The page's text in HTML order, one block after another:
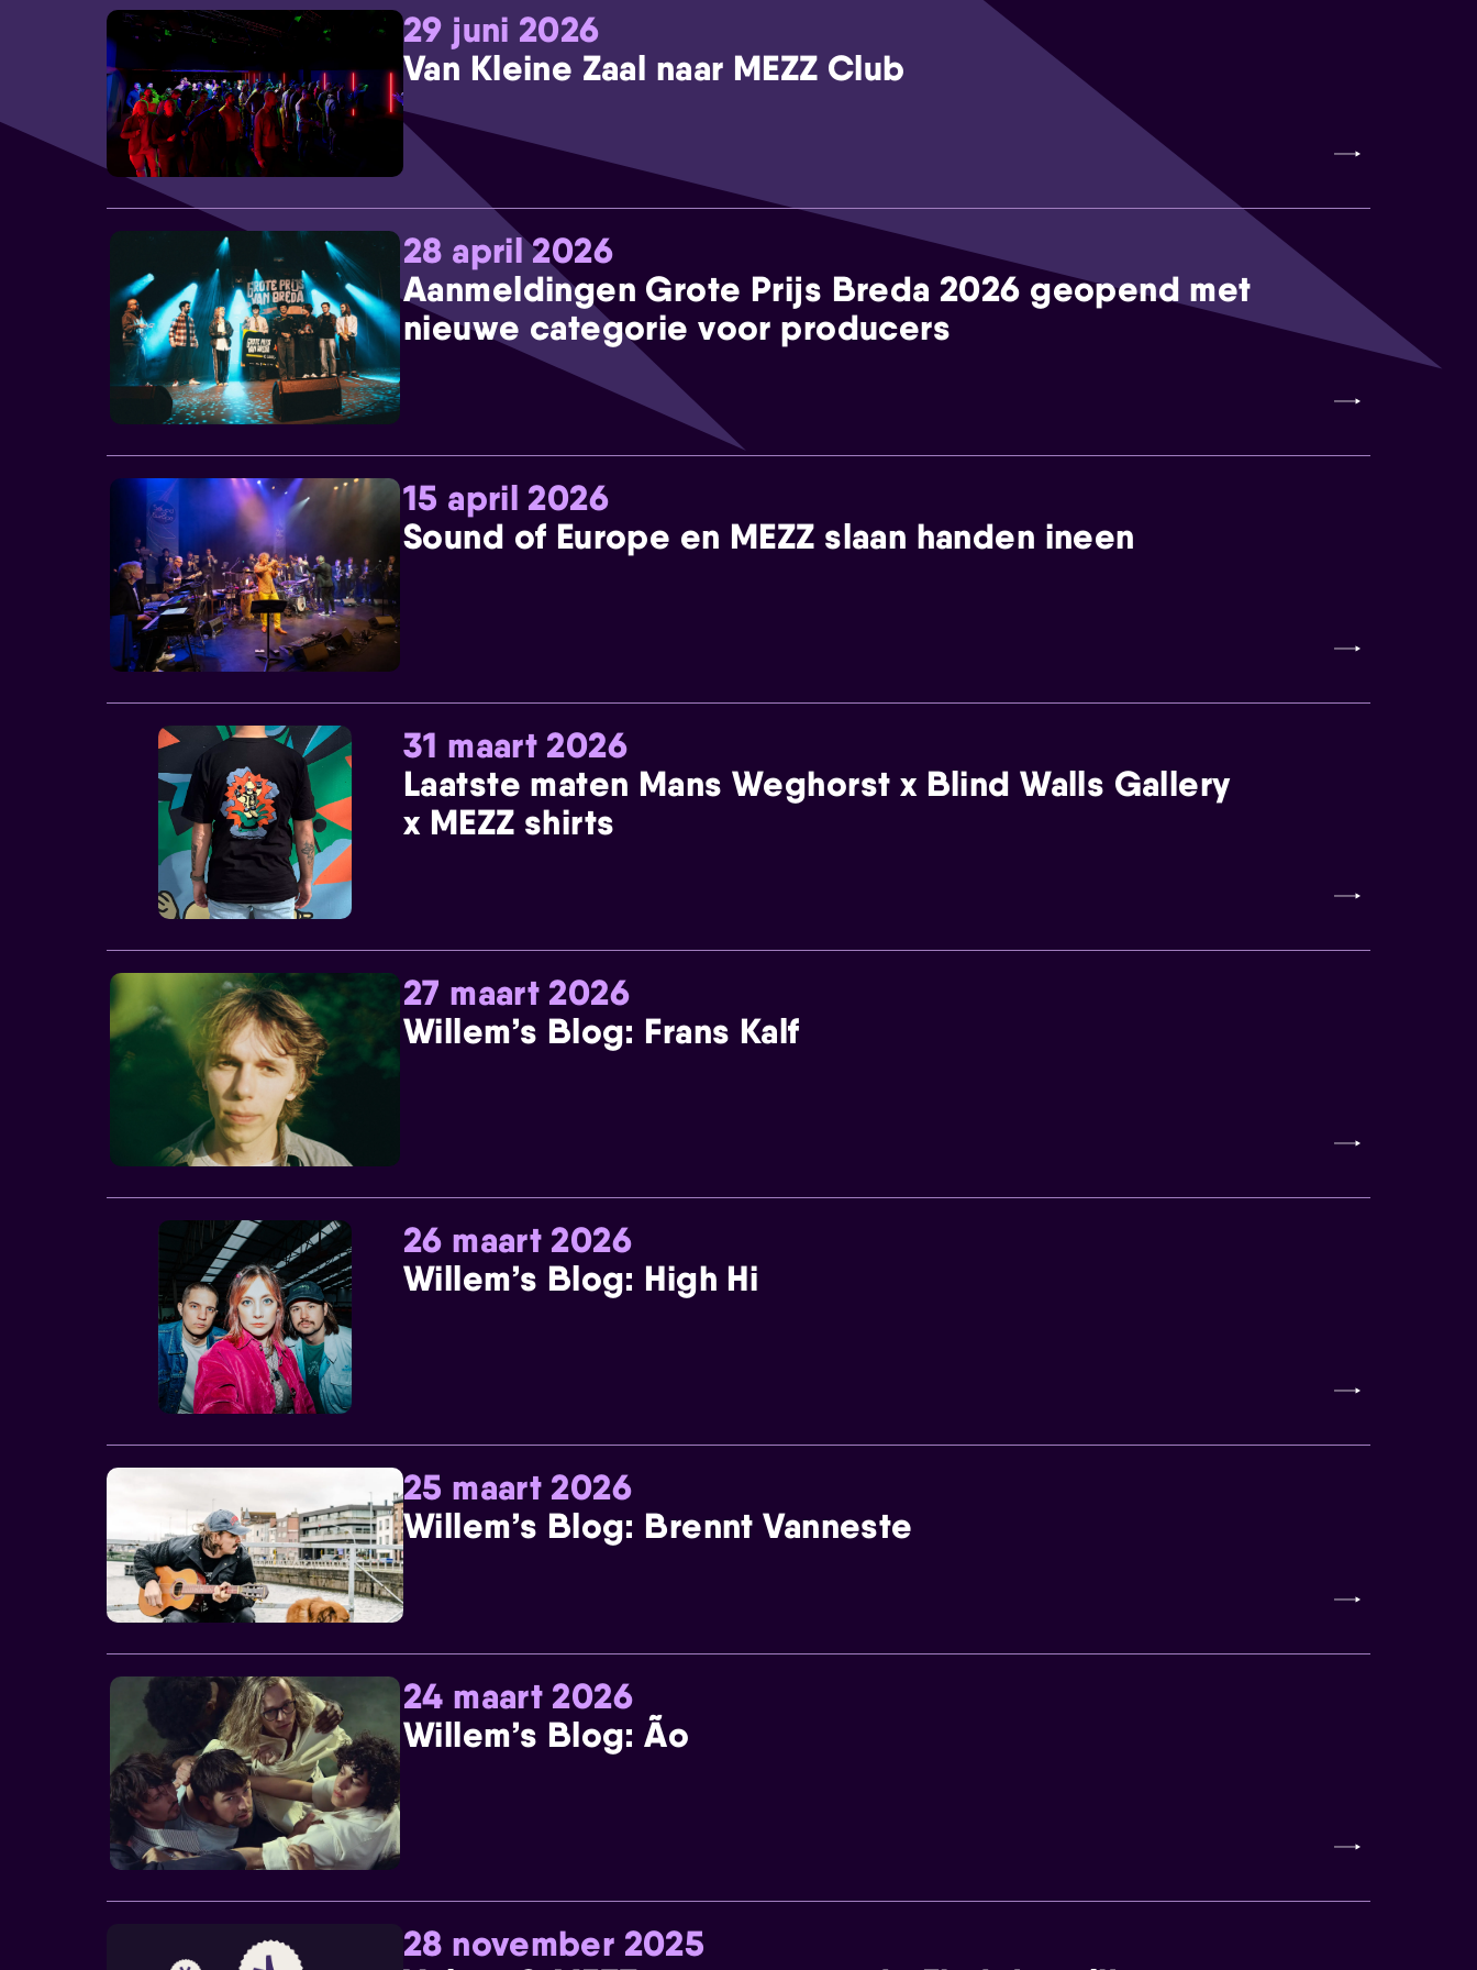
29 juni 2026
Van Kleine Zaal naar MEZZ Club
28 april 2026
Aanmeldingen Grote Prijs Breda 2026 geopend met
nieuwe categorie voor producers
15 april 2026
Sound of Europe en MEZZ slaan handen ineen
31 maart 2026
Laatste maten Mans Weghorst x Blind Walls Gallery
x MEZZ shirts
27 maart 2026
Willem’s Blog: Frans Kalf
26 maart 2026
Willem’s Blog: High Hi
25 maart 2026
Willem’s Blog: Brennt Vanneste
24 maart 2026
Willem’s Blog: Ão
28 november 2025